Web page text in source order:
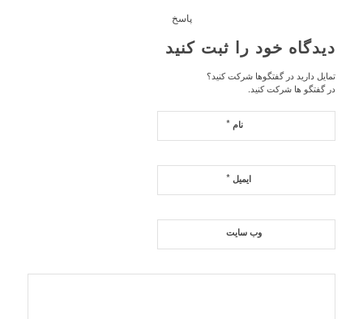
پاسخ
دیدگاه خود را ثبت کنید
تمایل دارید در گفتگوها شرکت کنید؟
در گفتگو ها شرکت کنید.
نام*
ایمیل*
وب‌ سایت